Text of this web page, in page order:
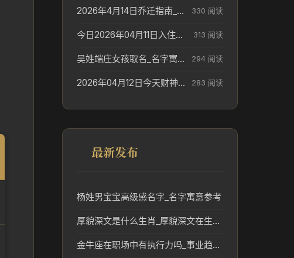
2026年4月14日乔迁指南_搬家择日参考 330 阅读
今日2026年04月11日入住新居老黄历不适宜吗_搬家择日参考 313 阅读
吴姓端庄女孩取名_名字寓意参考 294 阅读
2026年04月12日今天财神在哪个吉位_财神方位参考 283 阅读
最新发布
杨姓男宝宝高级感名字_名字寓意参考
厚貌深文是什么生肖_厚貌深文在生肖文化中的象征意义
金牛座在职场中有执行力吗_事业趋势分析